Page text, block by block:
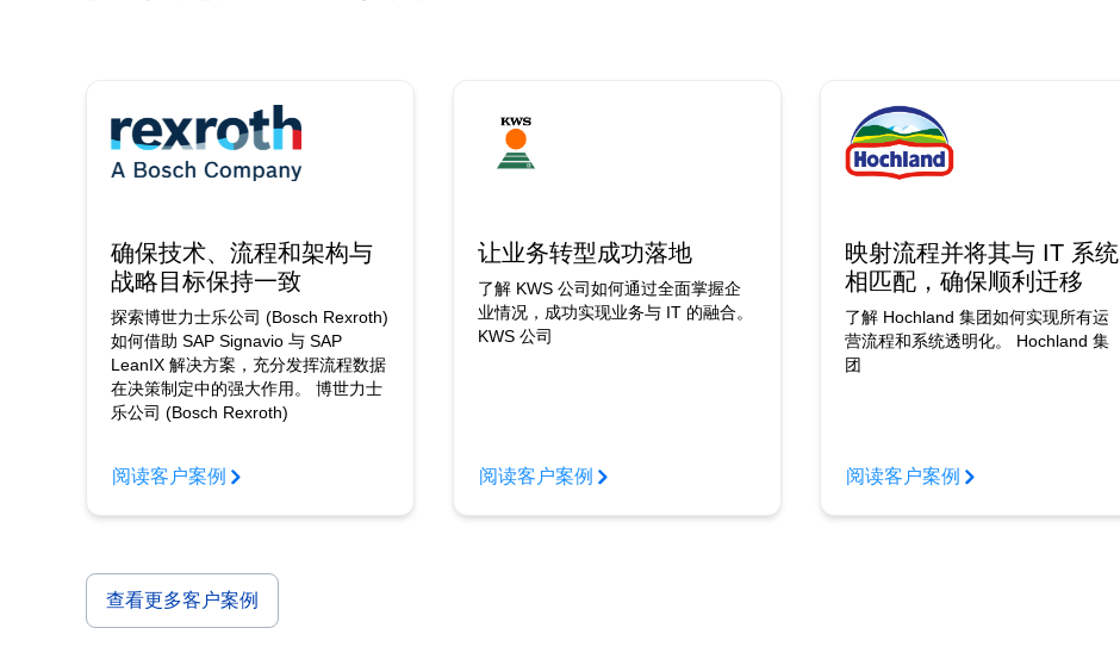
确保技术、流程和架构与
战略目标保持一致
探索博世力士乐公司 (Bosch Rexroth)
如何借助 SAP Signavio 与 SAP
LeanIX 解决方案，充分发挥流程数据
在决策制定中的强大作用。 博世力士
乐公司 (Bosch Rexroth)
阅读客户案例
让业务转型成功落地
了解 KWS 公司如何通过全面掌握企
业情况，成功实现业务与 IT 的融合。
KWS 公司
阅读客户案例
映射流程并将其与 IT 系统
相匹配，确保顺利迁移
了解 Hochland 集团如何实现所有运
营流程和系统透明化。 Hochland 集
团
阅读客户案例
查看更多客户案例